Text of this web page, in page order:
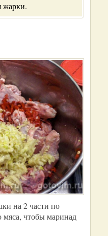
жарки.
на 2 части по
мяса, чтобы маринад